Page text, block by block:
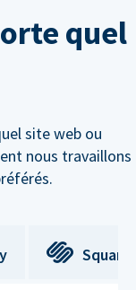
quel
site web ou
nous travaillons